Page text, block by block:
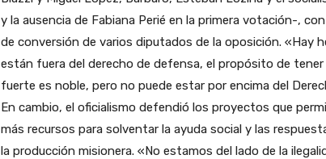
y la ausencia de Fabiana Perié en la primera votación-,
de conversión de varios diputados de la oposición. «Hay
están fuera del derecho de defensa, el propósito de
fuerte es noble, pero no puede estar por encima del
En cambio, el oficialismo defendió los proyectos que
más recursos para solventar la ayuda social y las
la producción misionera. «No estamos del lado de la